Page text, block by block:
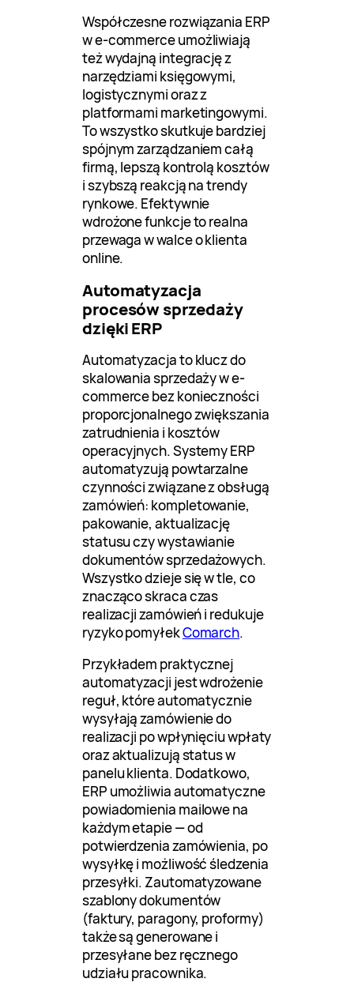
Współczesne rozwiązania ERP
w e-commerce umożliwiają
też wydajną integrację z
narzędziami księgowymi,
logistycznymi oraz z
platformami marketingowymi.
To wszystko skutkuje bardziej
spójnym zarządzaniem całą
firmą, lepszą kontrolą kosztów
i szybszą reakcją na trendy
rynkowe. Efektywnie
wdrożone funkcje to realna
przewaga w walce o klienta
online.
Automatyzacja
procesów sprzedaży
dzięki ERP
Automatyzacja to klucz do
skalowania sprzedaży w e-
commerce bez konieczności
proporcjonalnego zwiększania
zatrudnienia i kosztów
operacyjnych. Systemy ERP
automatyzują powtarzalne
czynności związane z obsługą
zamówień: kompletowanie,
pakowanie, aktualizację
statusu czy wystawianie
dokumentów sprzedażowych.
Wszystko dzieje się w tle, co
znacząco skraca czas
realizacji zamówień i redukuje
ryzyko pomyłekComarch.
Przykładem praktycznej
automatyzacji jest wdrożenie
reguł, które automatycznie
wysyłają zamówienie do
realizacji po wpłynięciu wpłaty
oraz aktualizują status w
panelu klienta. Dodatkowo,
ERP umożliwia automatyczne
powiadomienia mailowe na
każdym etapie — od
potwierdzenia zamówienia, po
wysyłkę i możliwość śledzenia
przesyłki. Zautomatyzowane
szablony dokumentów
(faktury, paragony, proformy)
także są generowane i
przesyłane bez ręcznego
udziału pracownika.